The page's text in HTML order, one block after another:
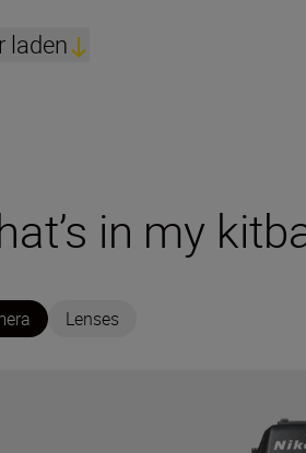
laden
in my
Lenses